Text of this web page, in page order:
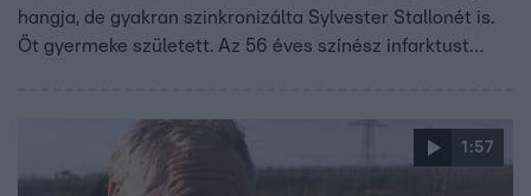
hangja, de gyakran szinkronizálta Sylvester Stallonét is.
Öt gyermeke született. Az 56 éves színész infarktust
színésztársai így búcsúznak tőle:
1:57